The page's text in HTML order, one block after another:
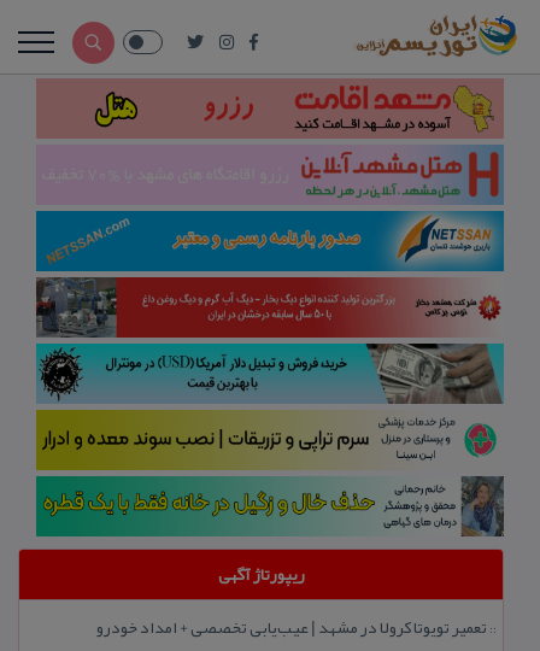
ریپورتاژ آگهی
:: تعمیر تویوتا كرولا در مشهد | عیب‌یابی تخصصی + امداد خودرو